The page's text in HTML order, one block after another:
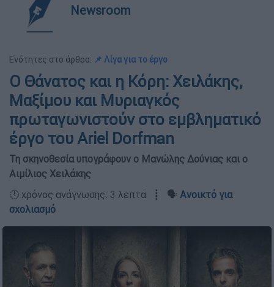
Newsroom
Ενότητες στο άρθρο: 📌 Λίγα για το έργο
Ο Θάνατος και η Κόρη: Χειλάκης,
Μαξίμου και Μυριαγκός
πρωταγωνιστούν στο εμβληματικό
έργο του Ariel Dorfman
Τη σκηνοθεσία υπογράφουν ο Μανώλης Δούνιας και ο
Αιμίλιος Χειλάκης
🕛 χρόνος ανάγνωσης: 3 λεπτά ┋ 🗣️ Ανοικτό για
σχολιασμό